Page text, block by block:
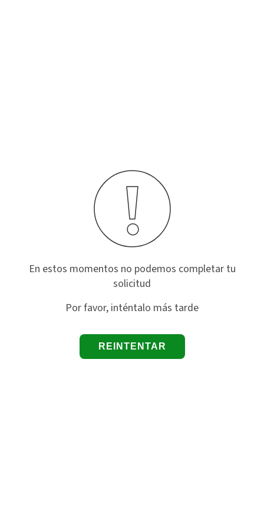
En estos momentos no podemos completar tu
solicitud
Por favor, inténtalo más tarde
REINTENTAR